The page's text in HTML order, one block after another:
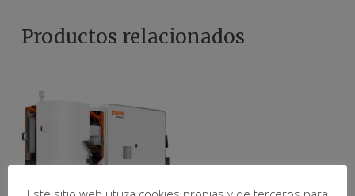
Productos relacionados